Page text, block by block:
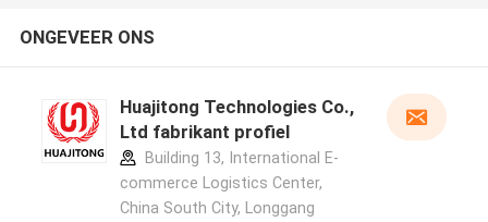
ONGEVEER ONS
Huajitong Technologies Co.,
Ltd fabrikant profiel
Building 13, International E-
commerce Logistics Center,
China South City, Longgang